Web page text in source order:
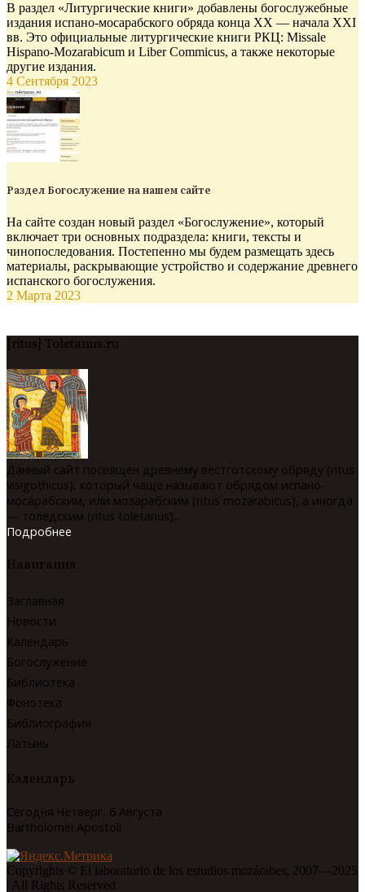
В раздел «Литургические книги» добавлены богослужебные
издания испано-мосарабского обряда конца XX — начала XXI
вв. Это официальные литургические книги РКЦ: Missale
Hispano-Mozarabicum и Liber Commicus, а также некоторые
другие издания.
4 Сентября 2023
Раздел Богослужение на нашем сайте
На сайте создан новый раздел «Богослужение», который
включает три основных подраздела: книги, тексты и
чинопоследования. Постепенно мы будем размещать здесь
материалы, раскрывающие устройство и содержание древнего
испанского богослужения.
2 Марта 2023
[ritus] Toletanus.ru
Данный сайт посвящен древнему вестготскому обряду (ritus
visigothicus), который чаще называют обрядом испано-
мосáрабским, или мозарабским (ritus mozarabicus), а иногда
— толедским (ritus toletanus)...
Подробнее
Навигация
Заглавная
Новости
Календарь
Богослужение
Библиотека
Фонотека
Библиография
Латынь
Календарь
Сегодня Четверг, 6 Августа
Bartholomei Apostoli
Copyrights © El laboratorio de los estudios mozárabes, 2007—2025
| All Rights Reserved